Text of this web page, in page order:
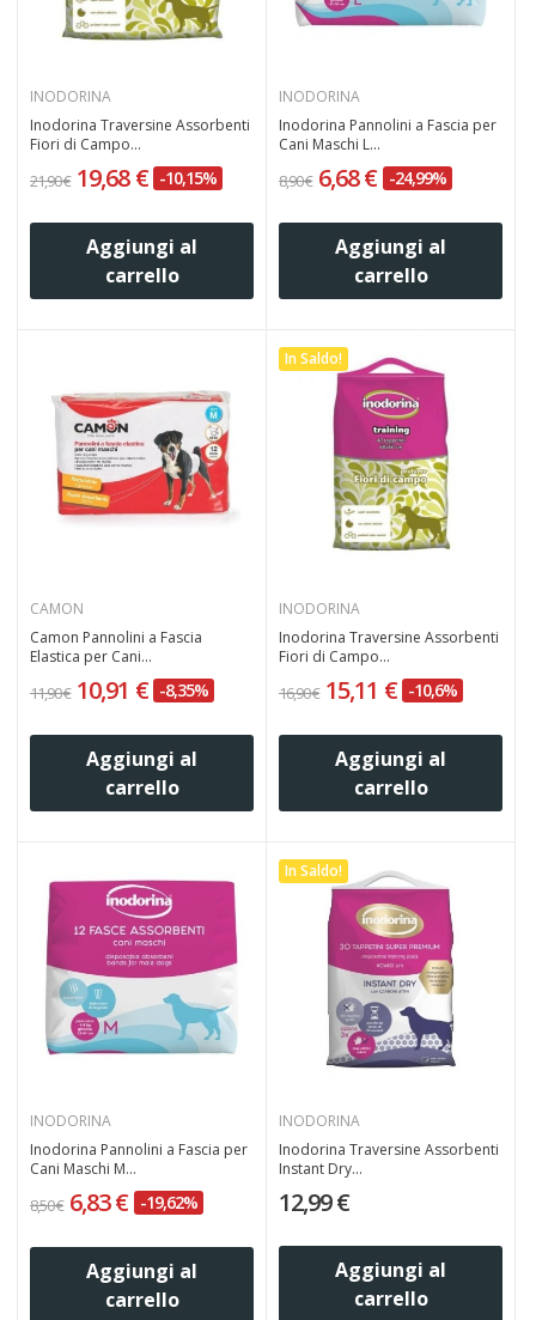
INODORINA
Inodorina Traversine Assorbenti
Fiori di Campo...
21,90 € 19,68 € -10,15%
Aggiungi al
carrello
INODORINA
Inodorina Pannolini a Fascia per
Cani Maschi L...
8,90 € 6,68 € -24,99%
Aggiungi al
carrello
CAMON
Camon Pannolini a Fascia
Elastica per Cani...
11,90 € 10,91 € -8,35%
Aggiungi al
carrello
In Saldo!
INODORINA
Inodorina Traversine Assorbenti
Fiori di Campo...
16,90 € 15,11 € -10,6%
Aggiungi al
carrello
INODORINA
Inodorina Pannolini a Fascia per
Cani Maschi M...
8,50 € 6,83 € -19,62%
Aggiungi al
carrello
In Saldo!
INODORINA
Inodorina Traversine Assorbenti
Instant Dry...
12,99 €
Aggiungi al
carrello